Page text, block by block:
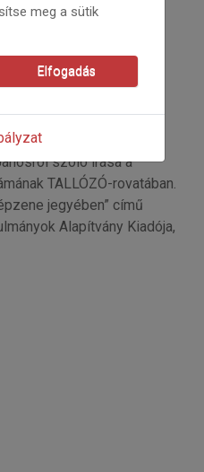
szóló írása a
TALLÓZÓ-rovatában.
jegyében” című
Alapítvány Kiadója,
meg a sütik
Elfogadás